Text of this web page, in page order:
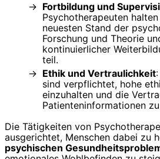
Fortbildung und
Psychotherapeuten
neuesten Stand der
Forschung und Theorie
kontinuierlicher
teil.
Ethik und Vertraulichkeit
sind verpflichtet, hohe
einzuhalten und die
Patienteninformationen
Die Tätigkeiten von
ausgerichtet, Menschen dabei zu
psychischen